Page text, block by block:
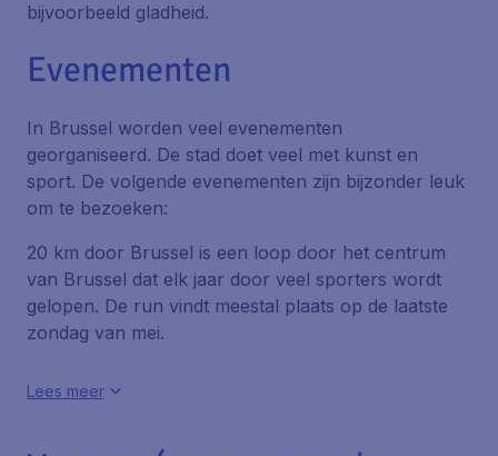
bijvoorbeeld gladheid.
Evenementen
In Brussel worden veel evenementen
georganiseerd. De stad doet veel met kunst en
sport. De volgende evenementen zijn bijzonder leuk
om te bezoeken:
20 km door Brussel is een loop door het centrum
van Brussel dat elk jaar door veel sporters wordt
gelopen. De run vindt meestal plaats op de laatste
zondag van mei.
Lees meer